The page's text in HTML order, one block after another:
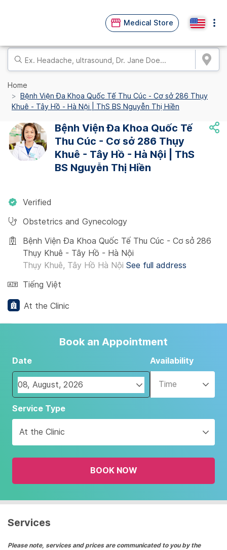
Medical Store
Home
Bệnh Viện Đa Khoa Quốc Tế Thu Cúc - Cơ sở 286 Thụy
Khuê - Tây Hồ - Hà Nội | ThS BS Nguyễn Thị Hiền
Bệnh Viện Đa Khoa Quốc Tế
Thu Cúc - Cơ sở 286 Thụy
Khuê - Tây Hồ - Hà Nội | ThS
BS Nguyễn Thị Hiền
Verified
Obstetrics and Gynecology
Bệnh Viện Đa Khoa Quốc Tế Thu Cúc - Cơ sở 286
Thụy Khuê - Tây Hồ - Hà Nội
Thụy Khuê, Tây Hồ Hà Nội See full address
Tiếng Việt
At the Clinic
Book an Appointment
Date
Navigate
forward
interact
with
the
and
date.
the
Availability
Time
Service Type
At the Clinic
BOOK NOW
Services
Please note, services and prices are communicated to you by the